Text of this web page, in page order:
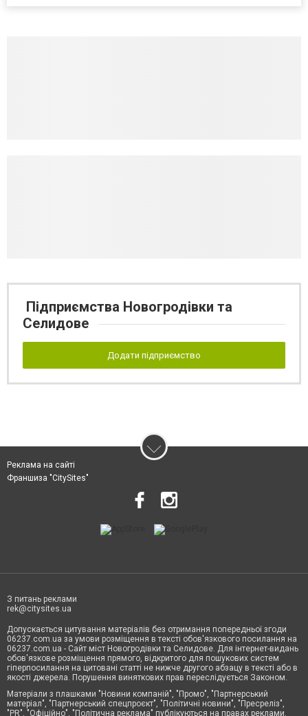
Підприємства Новогродівки та
Селидове
Додати підприємство
Реклама на сайті
Франшиза "CitySites"
З питань реклами
rek@citysites.ua
Допускається цитування матеріалів без отримання попередньої згоди
06237.com.ua за умови розміщення в тексті обов'язкового посилання на
06237.com.ua - Сайт міст Новогродівки та Селидове. Для інтернет-видань
обов'язкове розміщення прямого, відкритого для пошукових систем
гіперпосилання на цитовані статті не нижче другого абзацу в тексті або в
якості джерела. Порушення виняткових прав переслідується Законом.
Матеріали з плашками "Новини компаній", "Промо", "Партнерський
матеріал", "Партнерський спецпроєкт", "Політичні новини", "Пресреліз",
"PR", "Офіційно", "Політична реклама" публікуються на правах реклами.